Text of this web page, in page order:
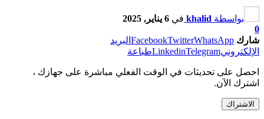
بواسطة khalid في 6 يناير, 2025
0
شارك
FacebookTwitterWhatsApp
البريد
الإلكتروني
LinkedinTelegram طباعة
احصل على تحديثات في الوقت الفعلي مباشرة على جهازك ،
اشترك الآن.
الاشتراك